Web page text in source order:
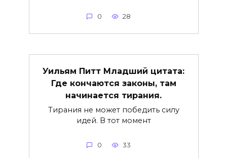
0 28
Уильям Питт Младший цитата:
Где кончаются законы, там
начинается тирания.
Тирания не может победить силу
идей. В тот момент
0 33